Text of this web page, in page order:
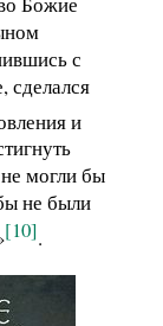
с
и
могли бы
не были
[10].